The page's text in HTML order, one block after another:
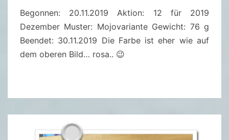
1
9
Begonnen: 20.11.2019 Aktion: 12 für 2019
Dezember Muster: Mojovariante Gewicht: 76 g
Beendet: 30.11.2019 Die Farbe ist eher wie auf
dem oberen Bild… rosa.. 😉